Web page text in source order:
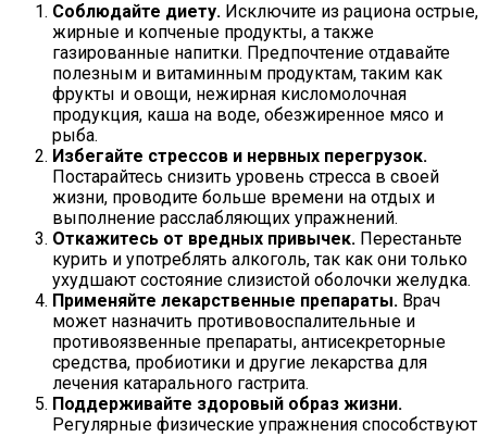
Соблюдайте диету. Исключите из рациона острые,
жирные и копченые продукты, а также
газированные напитки. Предпочтение отдавайте
полезным и витаминным продуктам, таким как
фрукты и овощи, нежирная кисломолочная
продукция, каша на воде, обезжиренное мясо и
рыба.
Избегайте стрессов и нервных перегрузок.
Постарайтесь снизить уровень стресса в своей
жизни, проводите больше времени на отдых и
выполнение расслабляющих упражнений.
Откажитесь от вредных привычек. Перестаньте
курить и употреблять алкоголь, так как они только
ухудшают состояние слизистой оболочки желудка.
Применяйте лекарственные препараты. Врач
может назначить противовоспалительные и
противоязвенные препараты, антисекреторные
средства, пробиотики и другие лекарства для
лечения катарального гастрита.
Поддерживайте здоровый образ жизни.
Регулярные физические упражнения способствуют